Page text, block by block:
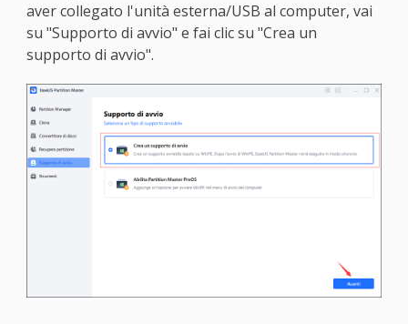
aver collegato l'unità esterna/USB al computer, vai
su "Supporto di avvio" e fai clic su "Crea un
supporto di avvio".